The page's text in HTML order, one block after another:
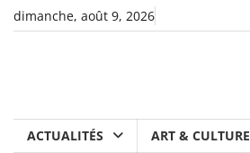
Skipdimanche, août 9, 2026
ACTUALITÉS ART & CULTURE